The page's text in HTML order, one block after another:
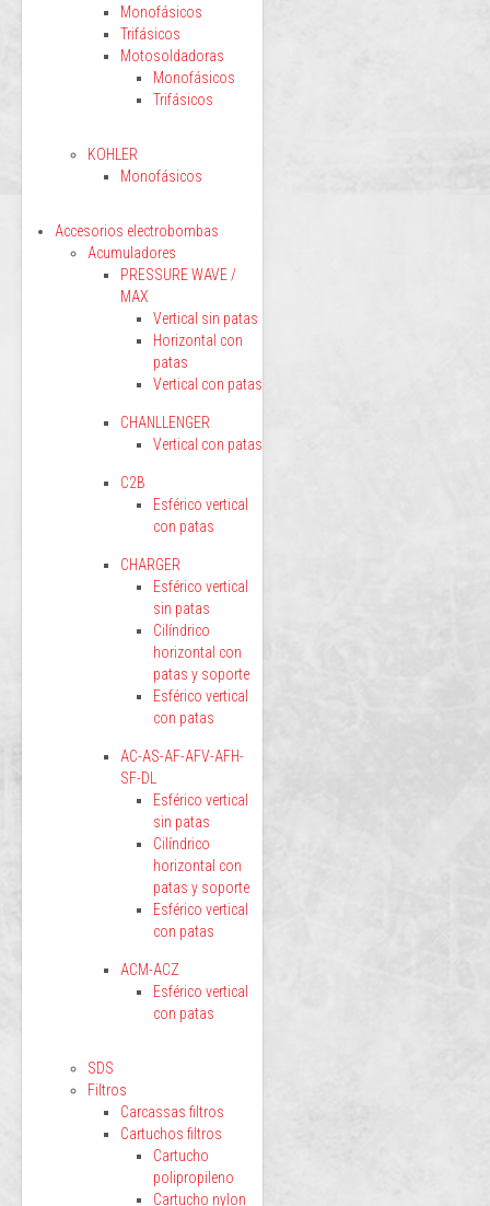
Monofásicos
Trifásicos
Motosoldadoras
Monofásicos
Trifásicos
KOHLER
Monofásicos
Accesorios electrobombas
Acumuladores
PRESSURE WAVE /
MAX
Vertical sin patas
Horizontal con
patas
Vertical con patas
CHANLLENGER
Vertical con patas
C2B
Esférico vertical
con patas
CHARGER
Esférico vertical
sin patas
Cilíndrico
horizontal con
patas y soporte
Esférico vertical
con patas
AC-AS-AF-AFV-AFH-
SF-DL
Esférico vertical
sin patas
Cilíndrico
horizontal con
patas y soporte
Esférico vertical
con patas
ACM-ACZ
Esférico vertical
con patas
SDS
Filtros
Carcassas filtros
Cartuchos filtros
Cartucho
polipropileno
Cartucho nylon